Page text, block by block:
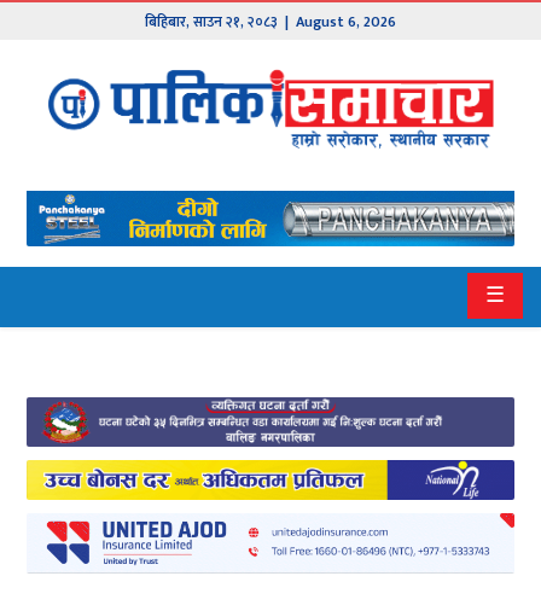
बिहिबार,साउन२१,२०८३ | August 6, 2026
मुख्य
समाचार
हाम्रो
पालिका
१
२
बागमती
गण्डकी
☰